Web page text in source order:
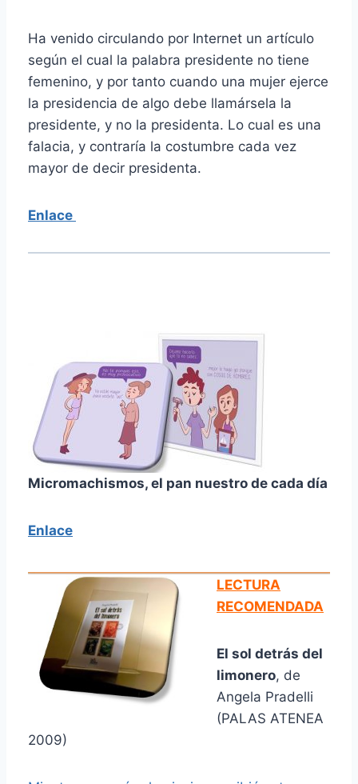
Ha venido circulando por Internet un artículo
según el cual la palabra presidente no tiene
femenino, y por tanto cuando una mujer ejerce
la presidencia de algo debe llamársela la
presidente, y no la presidenta. Lo cual es una
falacia, y contraría la costumbre cada vez
mayor de decir presidenta.
Enlace
Micromachismos, el pan nuestro de cada día
Enlace
LECTURA
RECOMENDADA
El sol detrás del
limonero, de
Angela Pradelli
(PALAS ATENEA
2009)